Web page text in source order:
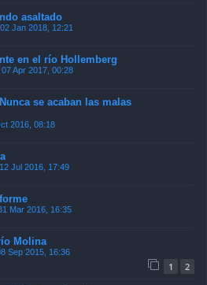
asaltado
02 Jan 2018, 12:21
en el río Hollemberg
07 Apr 2017, 00:28
se acaban las malas
2016, 08:18
12 Jul 2016, 17:49
Mar 2016, 16:35
Molina
Sep 2015, 16:36
1 2